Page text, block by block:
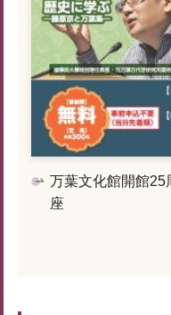
万葉文化館開館
座